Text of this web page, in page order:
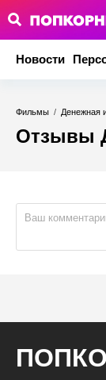
Новости
Фильмы / Денежная
Отзывы